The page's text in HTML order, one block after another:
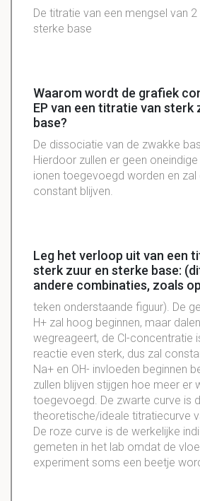
De titratie van een mengsel van
sterke base
Waarom wordt de grafiek
EP van een titratie van sterk
base?
De dissociatie van de zwakke
Hierdoor zullen er geen
ionen toegevoegd worden en zal
constant blijven.
Leg het verloop uit van een
sterk zuur en sterke base:
andere combinaties, zoals
teken onderstaande figuur). De
H+ zal hoog beginnen, maar
wegreageert, de Cl-concentratie
reactie even sterk, dus zal
Na+ en OH- invloeden beginnen
zullen blijven stijgen hoe meer er
toegevoegd. De zwarte curve is
theoretische/ideale titratiecurve
De roze curve is de werkelijke
gemeten in het lab omdat de
experiment soms een beetje